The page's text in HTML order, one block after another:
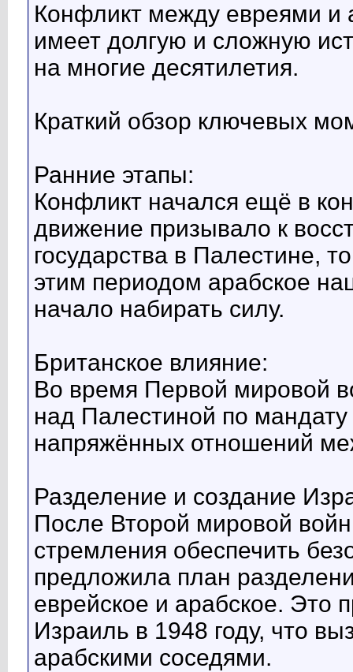
Конфликт между евреями и
имеет долгую и сложную
на многие десятилетия.
Краткий обзор ключевых
Ранние этапы:
Конфликт начался ещё в
движение призывало к
государства в Палестине,
этим периодом арабское
начало набирать силу.
Британское влияние:
Во время Первой мировой
над Палестиной по
напряжённых отношений
Разделение и создание
После Второй мировой
стремления обеспечить
предложила план
еврейское и арабское. Это
Израиль в 1948 году, что
арабскими соседями.